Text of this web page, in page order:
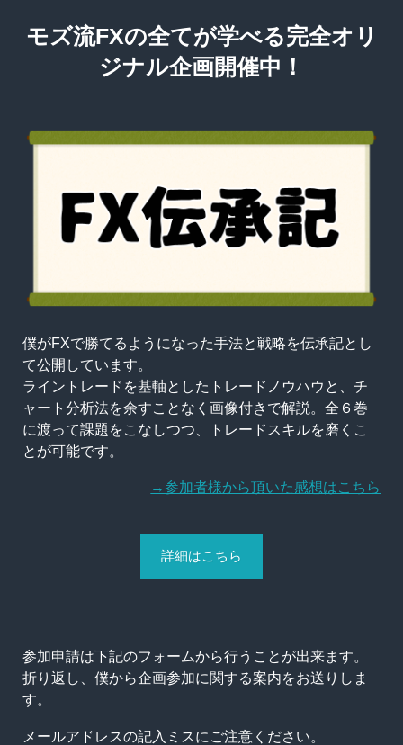
モズ流FXの全てが学べる完全オリ
ジナル企画開催中！
僕がFXで勝てるようになった手法と戦略を伝承記とし
て公開しています。
ライントレードを基軸としたトレードノウハウと、チ
ャート分析法を余すことなく画像付きで解説。全６巻
に渡って課題をこなしつつ、トレードスキルを磨くこ
とが可能です。
→参加者様から頂いた感想はこちら
詳細はこちら
参加申請は下記のフォームから行うことが出来ます。
折り返し、僕から企画参加に関する案内をお送りしま
す。
メールアドレスの記入ミスにご注意ください。